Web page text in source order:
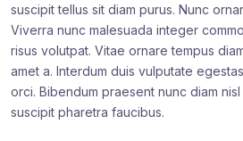
suscipit tellus sit diam purus. Nunc
Viverra nunc malesuada integer
risus volutpat. Vitae ornare tempus
amet a. Interdum duis vulputate
orci. Bibendum praesent nunc diam
suscipit pharetra faucibus.